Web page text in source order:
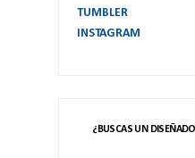
TUMBLER
INSTAGRAM
¿BUSCAS UN